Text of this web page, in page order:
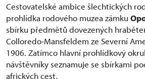
Cestovatelské ambice šlechtických
prohlídka rodového muzea zámku
sbírku předmětů dovezených
Colloredo-Mansfeldem ze Severní
1906. Zatímco hlavní prohlídkový
návštěvníky seznamuje se sbírkami
afrických cest.